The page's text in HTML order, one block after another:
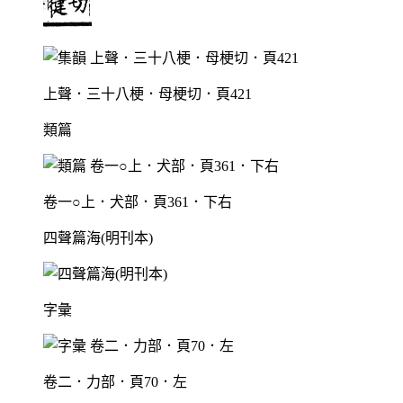
上聲．三十八梗．母梗切．頁421
類篇
卷一○上．犬部．頁361．下右
四聲篇海(明刊本)
字彙
卷二．力部．頁70．左